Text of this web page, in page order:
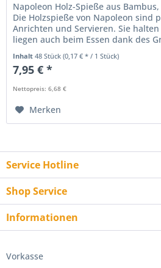
Napoleon Holz-Spieße aus
Die Holzspieße von Napoleon sind
Anrichten und Servieren. Sie
liegen auch beim Essen dank des
Inhalt48 Stück(0,17 € * / 1 Stück)
7,95 € *
Nettopreis: 6,68 €
Merken
Service Hotline
Shop Service
Informationen
Vorkasse